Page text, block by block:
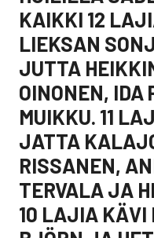
KAIKKI 12
LIEKSAN
JUTTA
OINONEN,
MUIKKU. 11
JATTA
RISSANEN,
TERVALA JA
10 LAJIA KÄVI